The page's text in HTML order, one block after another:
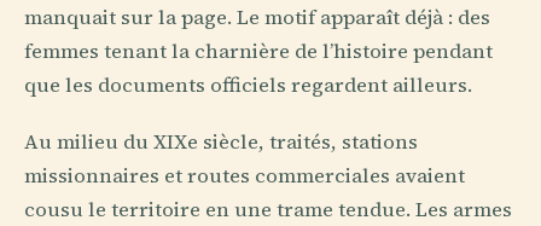
manquait sur la page. Le motif apparaît déjà : des
femmes tenant la charnière de l’histoire pendant
que les documents officiels regardent ailleurs.
Au milieu du XIXe siècle, traités, stations
missionnaires et routes commerciales avaient
cousu le territoire en une trame tendue. Les armes